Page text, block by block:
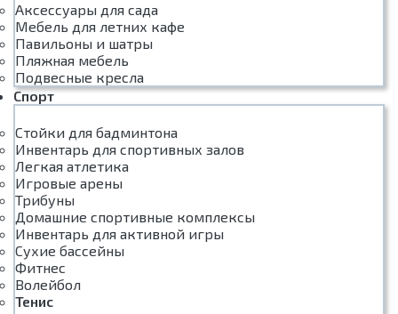
Аксессуары для сада
Мебель для летних кафе
Павильоны и шатры
Пляжная мебель
Подвесные кресла
Спорт
Стойки для бадминтона
Инвентарь для спортивных залов
Легкая атлетика
Игровые арены
Трибуны
Домашние спортивные комплексы
Инвентарь для активной игры
Сухие бассейны
Фитнес
Волейбол
Тенис